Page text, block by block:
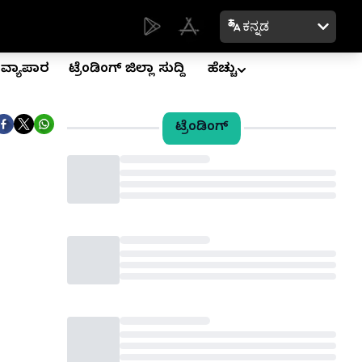
ಕನ್ನಡ
ವ್ಯಾಪಾರ ಟ್ರೆಂಡಿಂಗ್ ಜಿಲ್ಲಾ ಸುದ್ದಿ ಹೆಚ್ಚು
ಟ್ರೆಂಡಿಂಗ್